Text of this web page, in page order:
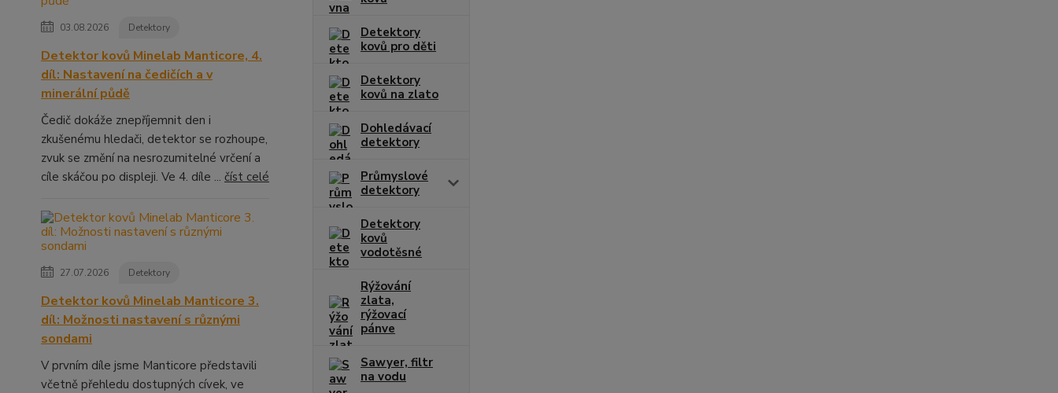
03.08.2026 Detektory
Detektor kovů Minelab Manticore, 4.
díl: Nastavení na čedičích a v
minerální půdě
Čedič dokáže znepříjemnit den i
zkušenému hledači, detektor se rozhoupe,
zvuk se změní na nesrozumitelné vrčení a
cíle skáčou po displeji. Ve 4. díle ... číst celé
27.07.2026 Detektory
Detektor kovů Minelab Manticore 3.
díl: Možnosti nastavení s různými
sondami
V prvním díle jsme Manticore představili
včetně přehledu dostupných cívek, ve
Detektory
kovů pro děti
Detektory
kovů na zlato
Dohledávací
detektory
Průmyslové
detektory
Detektory
kovů
vodotěsné
Rýžování
zlata,
rýžovací
pánve
Sawyer, filtr
na vodu